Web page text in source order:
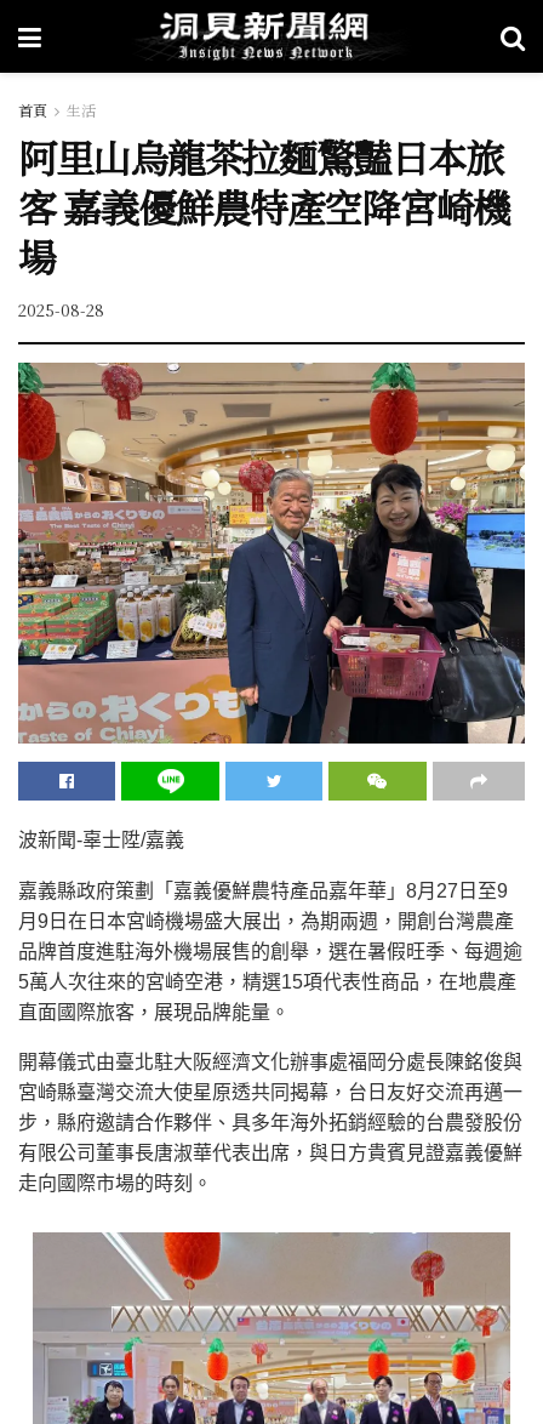
首頁 生活
阿里山烏龍茶拉麵驚豔日本旅
客 嘉義優鮮農特產空降宮崎機
場
2025-08-28
波新聞-辜士陞/嘉義
嘉義縣政府策劃「嘉義優鮮農特產品嘉年華」8月27日至9
月9日在日本宮崎機場盛大展出，為期兩週，開創台灣農產
品牌首度進駐海外機場展售的創舉，選在暑假旺季、每週逾
5萬人次往來的宮崎空港，精選15項代表性商品，在地農產
直面國際旅客，展現品牌能量。
開幕儀式由臺北駐大阪經濟文化辦事處福岡分處長陳銘俊與
宮崎縣臺灣交流大使星原透共同揭幕，台日友好交流再邁一
步，縣府邀請合作夥伴、具多年海外拓銷經驗的台農發股份
有限公司董事長唐淑華代表出席，與日方貴賓見證嘉義優鮮
走向國際市場的時刻。